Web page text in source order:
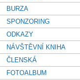
BURZA
SPONZORING
ODKAZY
NÁVŠTĚVNÍ KNIHA
ČLENSKÁ
FOTOALBUM